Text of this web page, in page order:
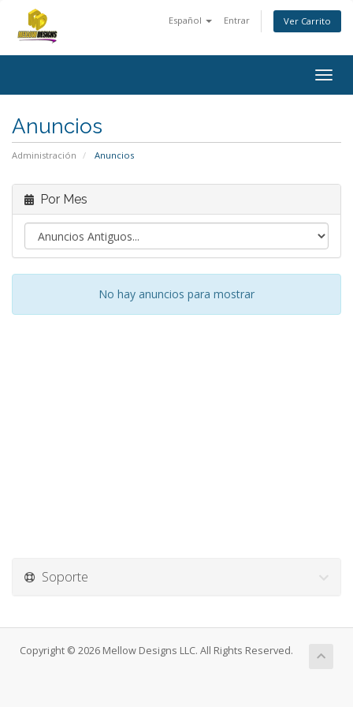
Español Entrar Ver Carrito
Anuncios
Administración Anuncios
Por Mes
No hay anuncios para mostrar
Soporte
Copyright © 2026 Mellow Designs LLC. All Rights Reserved.